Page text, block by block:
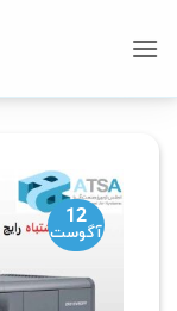
12
آگوست